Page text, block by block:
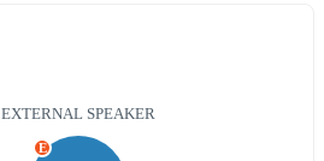
EXTERNAL SPEAKER
E